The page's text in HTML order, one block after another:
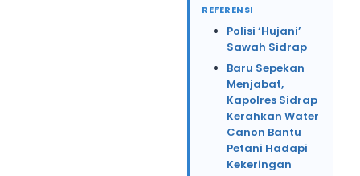
REFERENSI
Polisi ‘Hujani’
Sawah Sidrap
Baru Sepekan
Menjabat,
Kapolres Sidrap
Kerahkan Water
Canon Bantu
Petani Hadapi
Kekeringan